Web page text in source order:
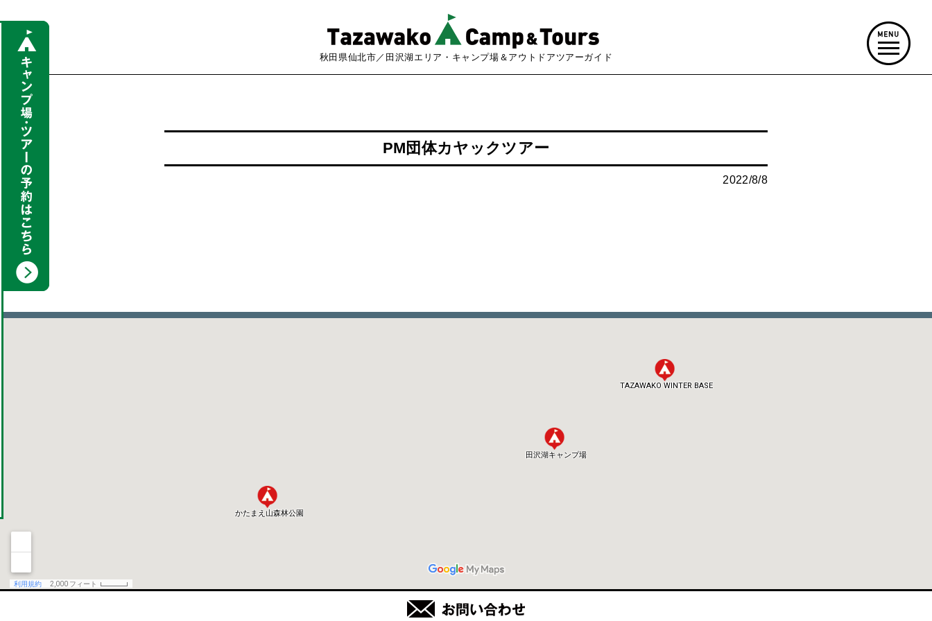
秋田県仙北市／田沢湖エリア・キャンプ場＆アウトドアツアーガイド
PM団体カヤックツアー
2022/8/8